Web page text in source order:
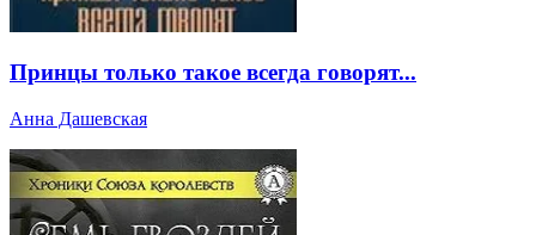
Принцы только такое всегда говорят...
Анна Дашевская